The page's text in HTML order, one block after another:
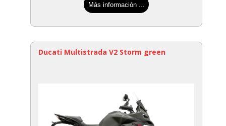
Más información ...
Ducati Multistrada V2 Storm green